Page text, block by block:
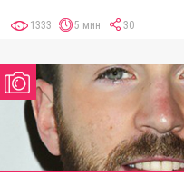
1333 5 мин 30